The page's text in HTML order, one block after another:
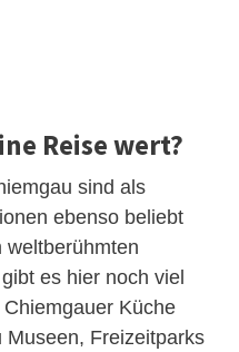
Reise wert?
sind als
ebenso beliebt
weltberühmten
es hier noch viel
Küche
Museen, Freizeitparks